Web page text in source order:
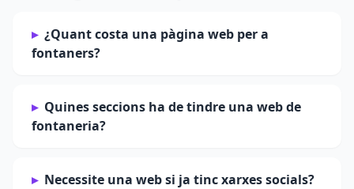
¿Quant costa una pàgina web per a
fontaners?
Quines seccions ha de tindre una web de
fontaneria?
Necessite una web si ja tinc xarxes socials?